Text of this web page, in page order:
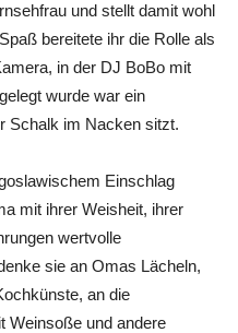
und stellt damit wohl
bereitete ihr die Rolle als
in der DJ BoBo mit
wurde war ein
Schalk im Nacken sitzt.
Einschlag
mit ihrer Weisheit, ihrer
wertvolle
sie an Omas Lächeln,
an die
Weinsoße und andere